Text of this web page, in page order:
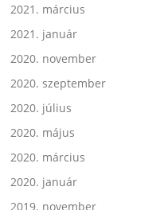
2021. március
2021. január
2020. november
2020. szeptember
2020. július
2020. május
2020. március
2020. január
2019. november